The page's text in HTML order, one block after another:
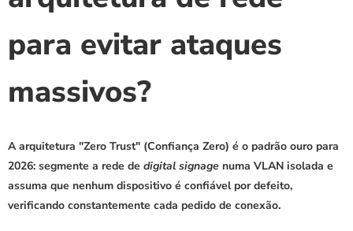
para evitar ataques
massivos?
A arquitetura "Zero Trust" (Confiança Zero) é o padrão ouro para
2026: segmente a rede de digital signage numa VLAN isolada e
assuma que nenhum dispositivo é confiável por defeito,
verificando constantemente cada pedido de conexão.